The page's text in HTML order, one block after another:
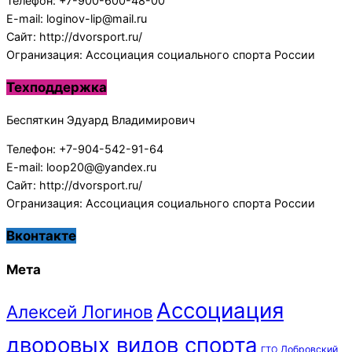
E-mail: loginov-lip@mail.ru
Сайт: http://dvorsport.ru/
Огранизация: Ассоциация социального спорта России
Техподдержка
Беспяткин Эдуард Владимирович
Телефон: +7-904-542-91-64
E-mail: loop20@@yandex.ru
Сайт: http://dvorsport.ru/
Огранизация: Ассоциация социального спорта России
Вконтакте
Мета
Алексей Логинов Ассоциация
дворовых видов спорта ГТО Добровский